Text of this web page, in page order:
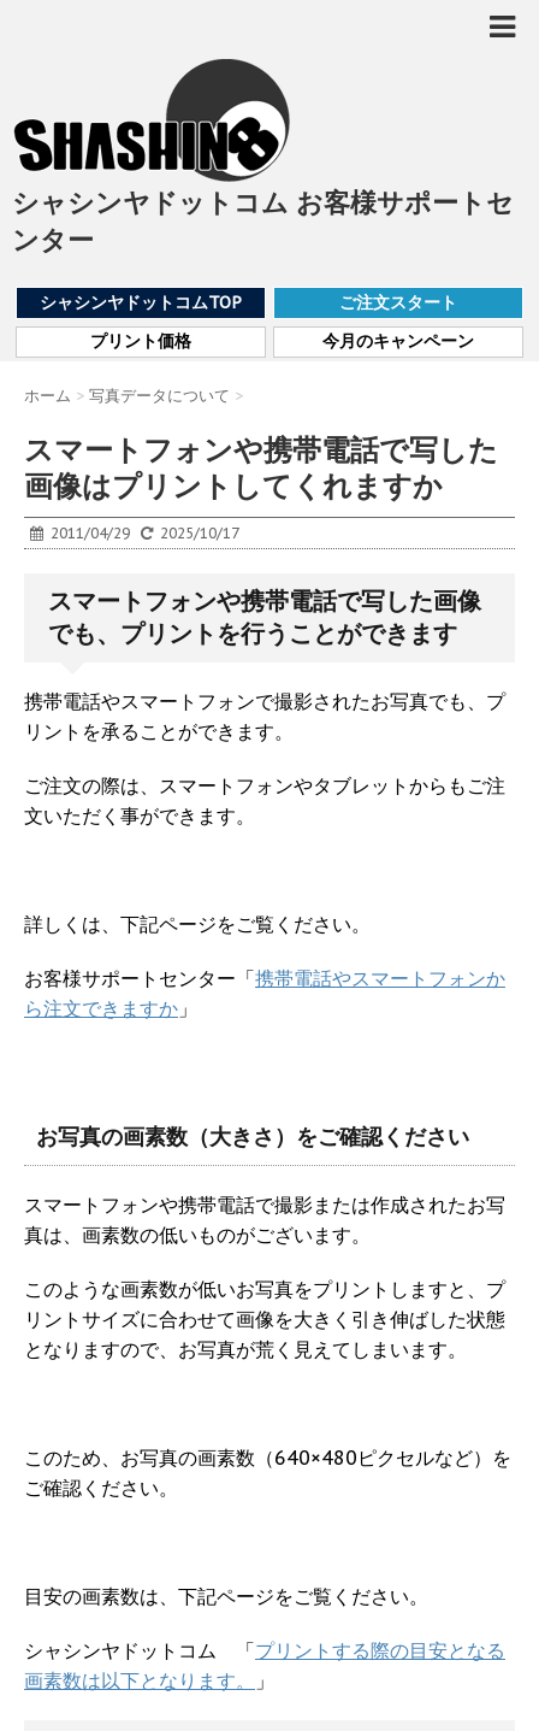
シャシンヤドットコム お客様サポートセ
ンター
シャシンヤドットコムTOP ご注文スタート
プリント価格 今月のキャンペーン
ホーム > 写真データについて >
スマートフォンや携帯電話で写した
画像はプリントしてくれますか
2011/04/29 2025/10/17
スマートフォンや携帯電話で写した画像
でも、プリントを行うことができます
携帯電話やスマートフォンで撮影されたお写真でも、プ
リントを承ることができます。
ご注文の際は、スマートフォンやタブレットからもご注
文いただく事ができます。
詳しくは、下記ページをご覧ください。
お客様サポートセンター「携帯電話やスマートフォンか
ら注文できますか 」
お写真の画素数（大きさ）をご確認ください
スマートフォンや携帯電話で撮影または作成されたお写
真は、画素数の低いものがございます。
このような画素数が低いお写真をプリントしますと、プ
リントサイズに合わせて画像を大きく引き伸ばした状態
となりますので、お写真が荒く見えてしまいます。
このため、お写真の画素数（640×480ピクセルなど）を
ご確認ください。
目安の画素数は、下記ページをご覧ください。
シャシンヤドットコム 「プリントする際の目安となる
画素数は以下となります。
」